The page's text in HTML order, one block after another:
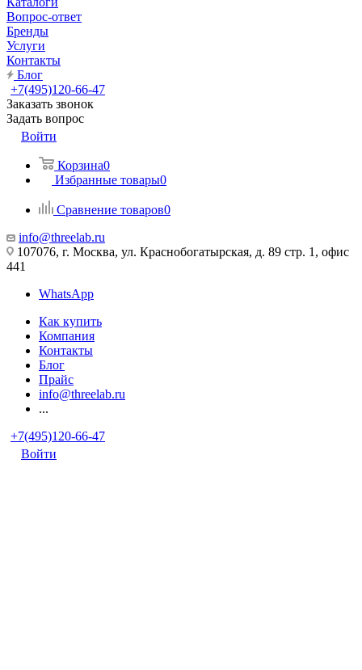
Вопрос-ответ
Бренды
Услуги
Контакты
Блог
+7(495)120-66-47
Заказать звонок
Задать вопрос
Войти
Корзина0
Избранные товары0
Сравнение товаров0
info@threelab.ru
107076, г. Москва, ул. Краснобогатырская, д. 89 стр. 1, офис
441
WhatsApp
Как купить
Компания
Контакты
Блог
Прайс
info@threelab.ru
...
+7(495)120-66-47
Войти